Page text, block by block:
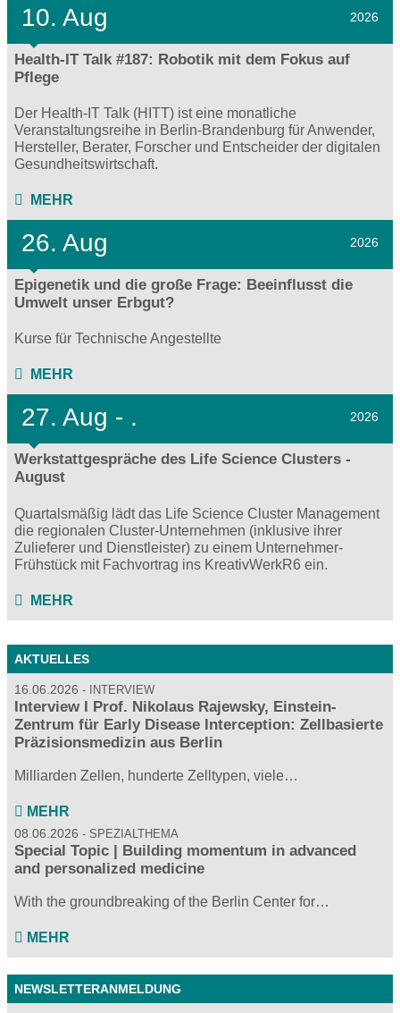
10. Aug 2026
Health-IT Talk #187: Robotik mit dem Fokus auf
Pflege
Der Health-IT Talk (HITT) ist eine monatliche
Veranstaltungsreihe in Berlin-Brandenburg für Anwender,
Hersteller, Berater, Forscher und Entscheider der digitalen
Gesundheitswirtschaft.
MEHR
26. Aug 2026
Epigenetik und die große Frage: Beeinflusst die
Umwelt unser Erbgut?
Kurse für Technische Angestellte
MEHR
27. Aug - . 2026
Werkstattgespräche des Life Science Clusters -
August
Quartalsmäßig lädt das Life Science Cluster Management
die regionalen Cluster-Unternehmen (inklusive ihrer
Zulieferer und Dienstleister) zu einem Unternehmer-
Frühstück mit Fachvortrag ins KreativWerkR6 ein.
MEHR
AKTUELLES
16.06.2026 INTERVIEW
Interview I Prof. Nikolaus Rajewsky, Einstein-
Zentrum für Early Disease Interception: Zellbasierte
Präzisionsmedizin aus Berlin
Milliarden Zellen, hunderte Zelltypen, viele…
MEHR
08.06.2026 SPEZIALTHEMA
Special Topic | Building momentum in advanced
and personalized medicine
With the groundbreaking of the Berlin Center for…
MEHR
NEWSLETTERANMELDUNG